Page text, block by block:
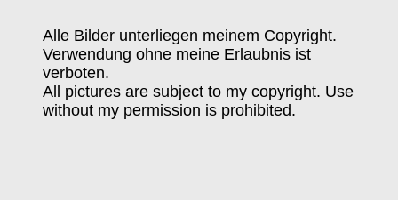
Alle Bilder unterliegen meinem Copyright.
Verwendung ohne meine Erlaubnis ist
verboten.
All pictures are subject to my copyright. Use
without my permission is prohibited.